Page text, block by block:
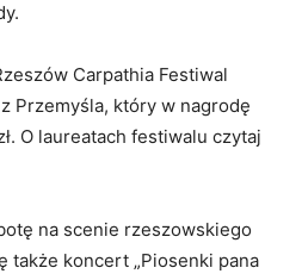
Carpathia Festiwal
Przemyśla, który w nagrodę
O laureatach festiwalu czytaj
na scenie rzeszowskiego
także koncert „Piosenki pana